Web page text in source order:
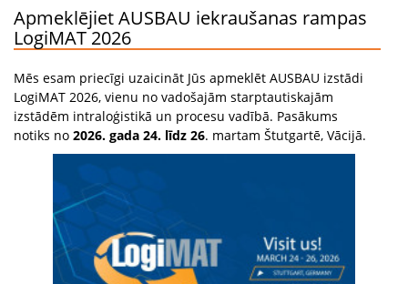
Apmeklējiet AUSBAU iekraušanas rampas
LogiMAT 2026
Mēs esam priecīgi uzaicināt Jūs apmeklēt AUSBAU izstādi
LogiMAT 2026, vienu no vadošajām starptautiskajām
izstādēm intraloģistikā un procesu vadībā. Pasākums
notiks no 2026. gada 24. līdz 26. martam Štutgartē, Vācijā.